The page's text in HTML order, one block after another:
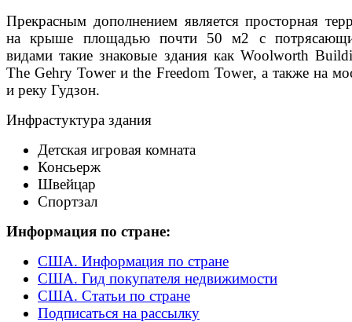
Прекрасным дополнением является просторная
на крыше площадью почти 50 м2 с
видами такие знаковые здания как Woolworth
The Gehry Tower иthe Freedom Tower, а также на
и реку Гудзон.
Инфрастуктура здания
Детская игровая комната
Консьерж
Швейцар
Спортзал
Информация по стране:
США. Информация по стране
США. Гид покупателя недвижимости
США. Статьи по стране
Подписаться на рассылку